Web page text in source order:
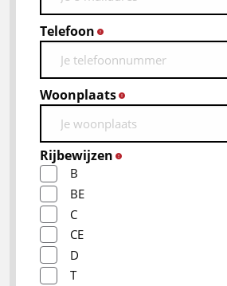
Telefoon
Woonplaats
Rijbewijzen
B
BE
C
CE
D
T